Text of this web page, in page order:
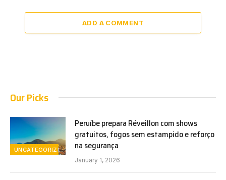
ADD A COMMENT
Our Picks
UNCATEGORIZED
Peruíbe prepara Réveillon com shows
gratuitos, fogos sem estampido e reforço
na segurança
January 1, 2026